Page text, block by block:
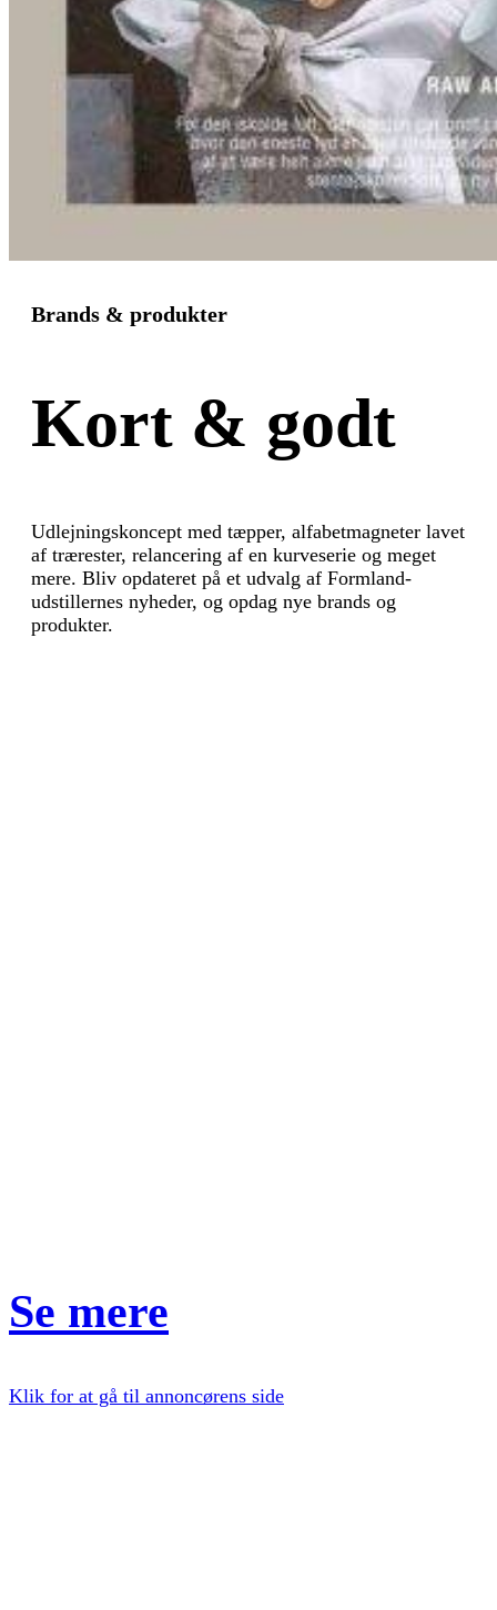
Brands & produkter
Kort & godt
Udlejningskoncept med tæpper, alfabetmagneter lavet
af trærester, relancering af en kurveserie og meget
mere. Bliv opdateret på et udvalg af Formland-
udstillernes nyheder, og opdag nye brands og
produkter.
Se mere
Klik for at gå til annoncørens side